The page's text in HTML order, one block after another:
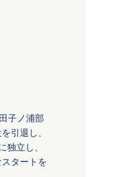
子ノ浦部
引退し、
立し、
タートを